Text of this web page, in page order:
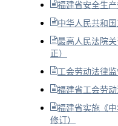
福建省安全生产
中华人民共和国
最高人民法院
正）
工会劳动法律监
福建省工会劳动
福建省实施《
修订）